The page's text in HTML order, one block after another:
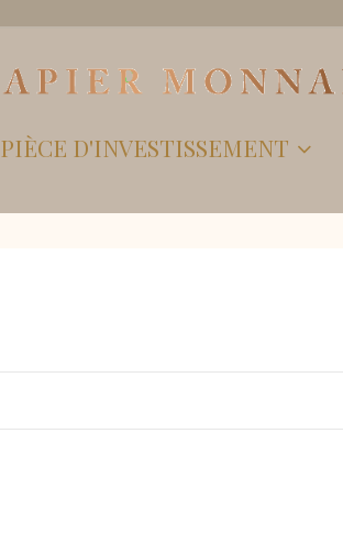
PIÈCE D'INVESTISSEMENT